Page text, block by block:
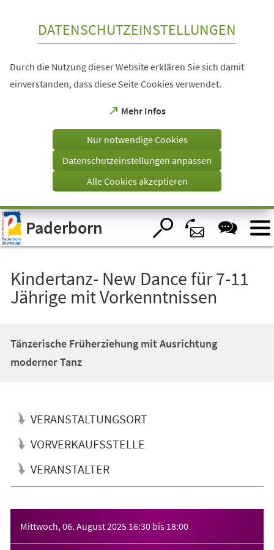
Visuelle
Assistenzsoftware
öffnen.
DATENSCHUTZEINSTELLUNGEN
Durch die Nutzung dieser Website erklären Sie sich damit
einverstanden, dass diese Seite Cookies verwendet.
Mehr Infos
(Öffnet
einem
Tab)
Nur notwendige Cookies
Datenschutzeinstellungen anpassen
Alle Cookies akzeptieren
Paderborn
Kindertanz- New Dance für 7-11
Jährige mit Vorkenntnissen
Tänzerische Früherziehung mit Ausrichtung
moderner Tanz
VERANSTALTUNGSORT
VORVERKAUFSSTELLE
VERANSTALTER
Mittwoch, 06. August 2025 16:30 bis 18:00